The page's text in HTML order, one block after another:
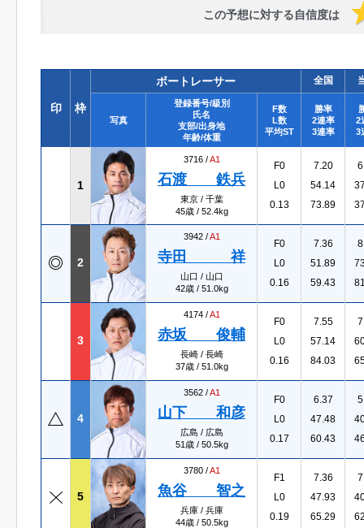
この予想に対する自信度は
印 枠
ボートレーサー 全国
写真
登録番号/級別
氏名
支部/出身地
年齢/体重
F数
L数
平均ST
勝率
2連率
3連率
2
3
1
3716 /A1
石渡 鉄兵
東京 / 千葉
45歳 / 52.4kg
F0
L0
0.13
7.20
54.14
73.89
2
3942 /A1
寺田 祥
山口 / 山口
42歳 / 51.0kg
F0
L0
0.16
7.36
51.89
59.43
3
4174 /A1
赤坂 俊輔
長崎 / 長崎
37歳 / 51.0kg
F0
L0
0.16
7.55
57.14
84.03
4
3562 /A1
山下 和彦
広島 / 広島
51歳 / 50.5kg
F0
L0
0.17
6.37
47.48
60.43
5
3780 /A1
魚谷 智之
兵庫 / 兵庫
44歳 / 50.5kg
F1
L0
0.19
7.36
47.93
65.29